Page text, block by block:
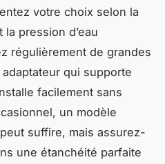
votre choix selon la
pression d’eau
régulièrement de grandes
qui supporte
facilement sans
un modèle
suffire, mais assurez-
une étanchéité parfaite